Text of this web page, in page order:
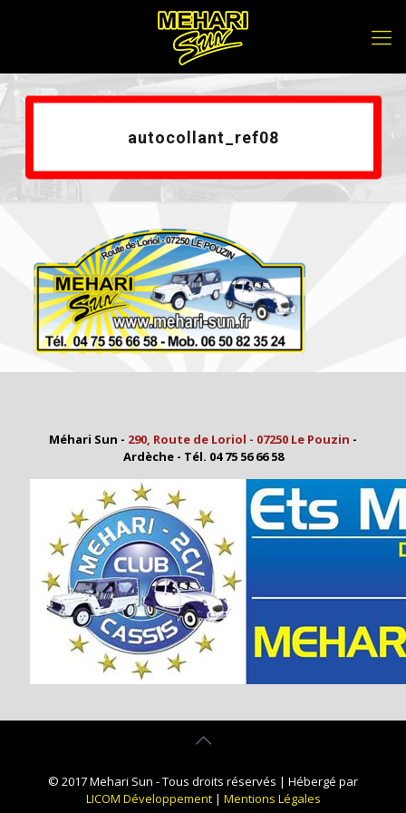
autocollant_ref08
Méhari Sun - 290, Route de Loriol - 07250 Le Pouzin -
Ardèche - Tél. 04 75 56 66 58
© 2017 Mehari Sun - Tous droits réservés | Hébergé par
LICOM Développement| Mentions Légales